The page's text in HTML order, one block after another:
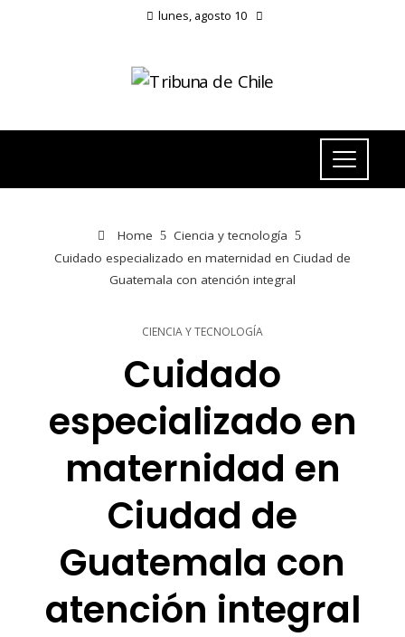
lunes, agosto 10
Home
Ciencia y tecnología
Cuidado especializado en maternidad en Ciudad de
Guatemala con atención integral
CIENCIA Y TECNOLOGÍA
Cuidado
especializado en
maternidad en
Ciudad de
Guatemala con
atención integral